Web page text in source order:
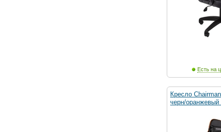
Есть на
Кресло
черн/оранжевый